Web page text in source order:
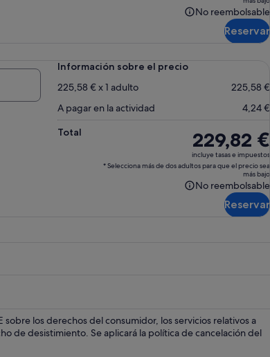
de
273,03 €
No reembolsable
No
reembolsableReservar
Información sobre el precio
225,58 € x 1 adulto
225,58 €
A pagar en la actividad
4,24 €
Total
El
precio
es
de
229,82 €
229,82 €
incluye tasas e impuestos
* Selecciona más de dos adultos para que el precio sea
más bajo
No reembolsable
No
reembolsableReservar
sobre los derechos del consumidor, los servicios relativos a
de desistimiento. Se aplicará la política de cancelación del